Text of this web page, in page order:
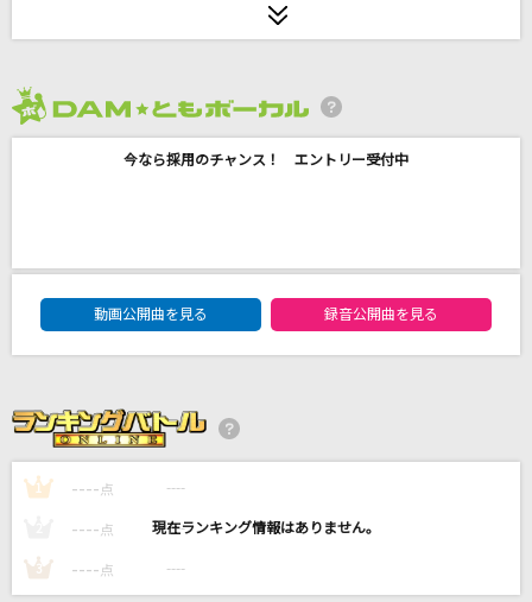
泡沫の夜
[生音]プロローグ
ヨルシカ
[生音]元彼女のみなさまへ
たんぽぽ
今なら採用のチャンス！ エントリー受付中
DAM★ともボーカルエントリーランキング
動画公開曲を見る
録音公開曲を見る
1 ---- 点 ----
---- 点 ----
3 ---- 点 ----